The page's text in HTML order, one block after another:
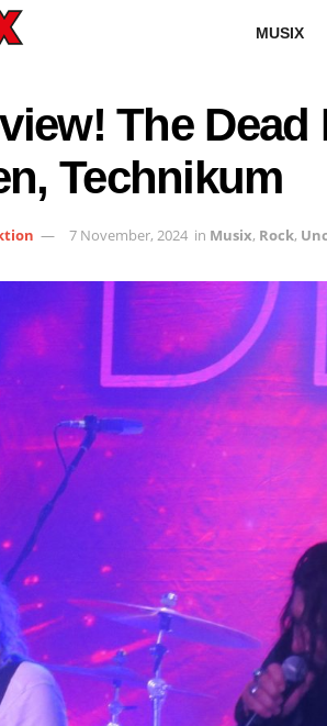
MUSIX
The Dead
Technikum
7 November, 2024 in Musix, Rock,